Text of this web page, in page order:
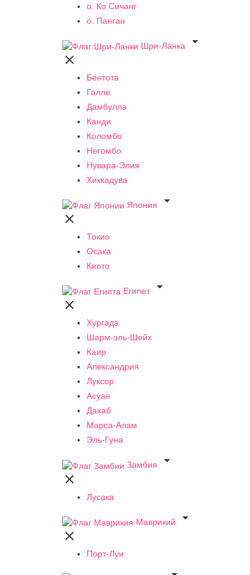
о. Ко Сичанг
о. Панган
Шри-Ланка


Бентота
Галле
Дамбулла
Канди
Коломбо
Негомбо
Нувара-Элия
Хиккадува
Япония


Токио
Осака
Киото
Египет


Хургада
Шарм-эль-Шейх
Каир
Александрия
Луксор
Асуан
Дахаб
Марса-Алам
Эль-Гуна
Замбия


Лусака
Маврикий


Порт-Луи